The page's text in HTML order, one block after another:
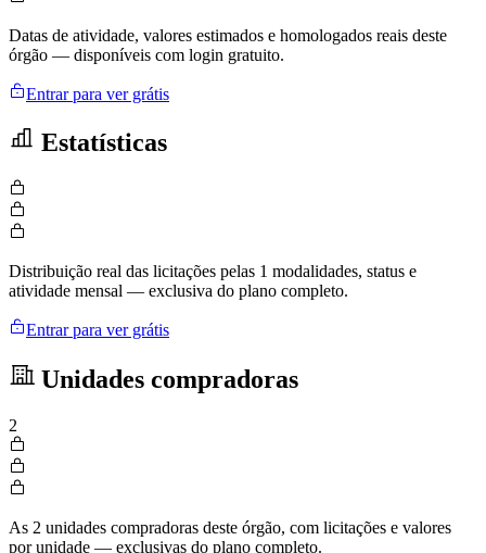
Datas de atividade, valores estimados e homologados reais deste
órgão — disponíveis com login gratuito.
Entrar para ver grátis
Estatísticas
Distribuição real das licitações pelas 1 modalidades, status e
atividade mensal — exclusiva do plano completo.
Entrar para ver grátis
Unidades compradoras
2
As 2 unidades compradoras deste órgão, com licitações e valores
por unidade — exclusivas do plano completo.